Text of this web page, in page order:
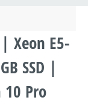
Xeon E5-
SSD |
Pro